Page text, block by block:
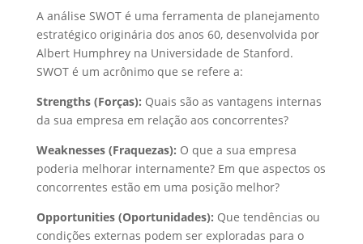
A análise SWOT é uma ferramenta de planejamento
estratégico originária dos anos 60, desenvolvida por
Albert Humphrey na Universidade de Stanford.
SWOT é um acrônimo que se refere a:
Strengths (Forças): Quais são as vantagens internas
da sua empresa em relação aos concorrentes?
Weaknesses (Fraquezas): O que a sua empresa
poderia melhorar internamente? Em que aspectos os
concorrentes estão em uma posição melhor?
Opportunities (Oportunidades): Que tendências ou
condições externas podem ser exploradas para o